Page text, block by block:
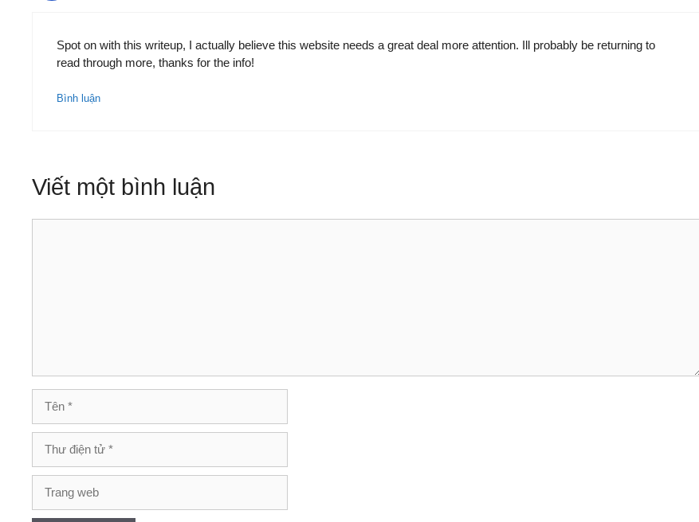
Spot on with this writeup, I actually believe this website needs a great deal more attention. Ill probably be returning to
read through more, thanks for the info!
Bình luận
Viết một bình luận
điện
tử
web